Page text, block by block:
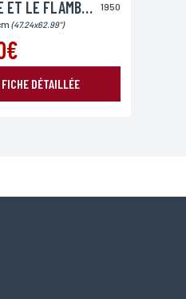
1950
FLECHE ET LE FLAMBEAU (LA)
(47.24x62.99")
FICHE DÉTAILLÉE